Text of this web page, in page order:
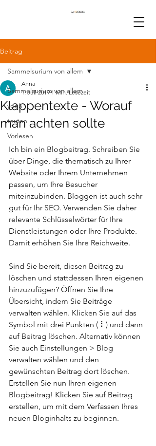
Beitrag
Sammelsurium von allem
yoga
texten
Vorlesen
Sammelsurium von allem
Klappentexte - Worauf
man achten sollte
Anna
1. Juli 2019 1 Min. Lesezeit
Ich bin ein Blogbeitrag. Schreiben Sie
über Dinge, die thematisch zu Ihrer
Website oder Ihrem Unternehmen
passen, um Ihre Besucher
miteinzubinden. Bloggen ist auch sehr
gut für Ihr SEO. Verwenden Sie daher
relevante Schlüsselwörter für Ihre
Dienstleistungen oder Ihre Produkte.
Damit erhöhen Sie Ihre Reichweite.
Sind Sie bereit, diesen Beitrag zu
löschen und stattdessen Ihren eigenen
hinzuzufügen? Öffnen Sie Ihre
Übersicht, indem Sie Beiträge
verwalten wählen. Klicken Sie auf das
Symbol mit drei Punkten ( ⠇) und dann
auf Beitrag löschen. Alternativ können
Sie auch Einstellungen > Blog
verwalten wählen und den
gewünschten Beitrag dort löschen.
Erstellen Sie nun Ihren eigenen
Blogbeitrag! Klicken Sie auf Beitrag
erstellen, um mit dem Verfassen Ihres
neuen Bloginhalts zu beginnen.